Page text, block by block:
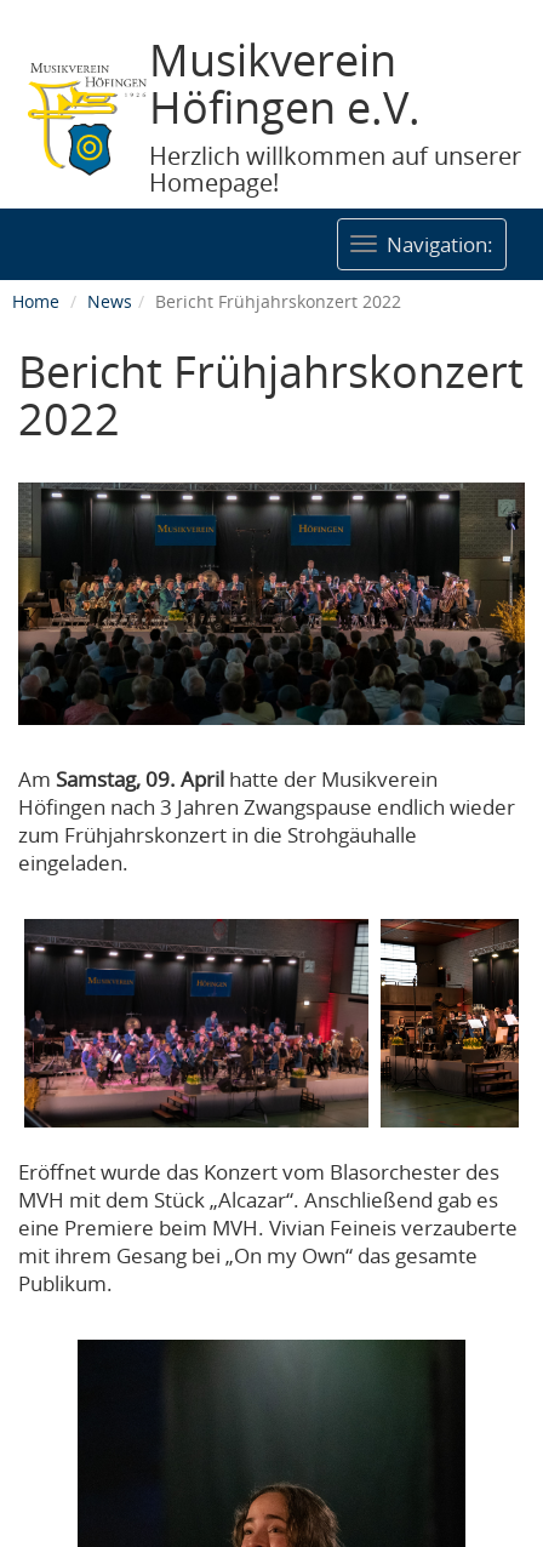
Musikverein
Höfingen e.V.
Herzlich willkommen auf unserer
Homepage!
Navigation:
Home News Bericht Frühjahrskonzert 2022
Bericht Frühjahrskonzert
2022
Am Samstag, 09. April hatte der Musikverein
Höfingen nach 3 Jahren Zwangspause endlich wieder
zum Frühjahrskonzert in die Strohgäuhalle
eingeladen.
Eröffnet wurde das Konzert vom Blasorchester des
MVH mit dem Stück „Alcazar“. Anschließend gab es
eine Premiere beim MVH. Vivian Feineis verzauberte
mit ihrem Gesang bei „On my Own“ das gesamte
Publikum.